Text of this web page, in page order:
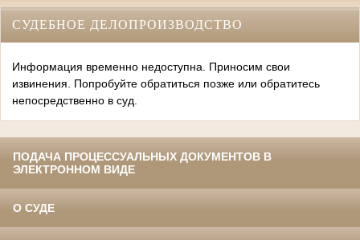
СУДЕБНОЕ ДЕЛОПРОИЗВОДСТВО
Информация временно недоступна. Приносим свои
извинения. Попробуйте обратиться позже или обратитесь
непосредственно в суд.
ПОДАЧА ПРОЦЕССУАЛЬНЫХ ДОКУМЕНТОВ В
ЭЛЕКТРОННОМ ВИДЕ
О СУДЕ